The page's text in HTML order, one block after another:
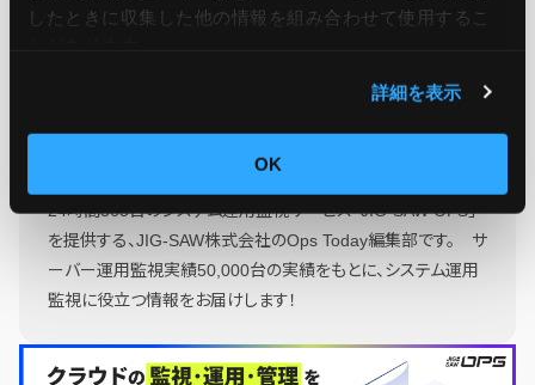
したときに収集した他の情報を組み合わせて使用​​するこ
詳細を表示
OK
24時間365日のシステム運用監視サービス「JIG-SAW OPS」
を提供する、JIG-SAW株式会社のOps Today編集部です。 サ
ーバー運用監視実績50,000台の実績をもとに、システム運用
監視に役立つ情報をお届けします！